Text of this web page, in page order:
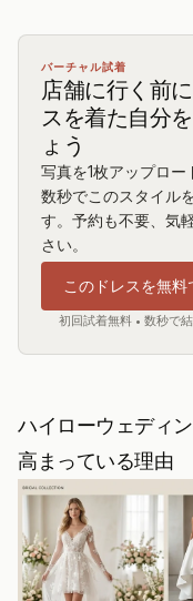
バーチャル試着
店舗に行く前
スを着た自分
ょう
写真を1枚アップロー
数秒でこのスタイル
す。予約も不要、気
さい。
このドレスを無料
初回試着無料 • 数秒で
ハイローウェディ
高まっている理由